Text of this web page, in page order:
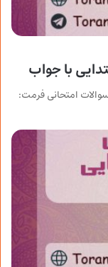
با جواب
امتحانی فرمت: